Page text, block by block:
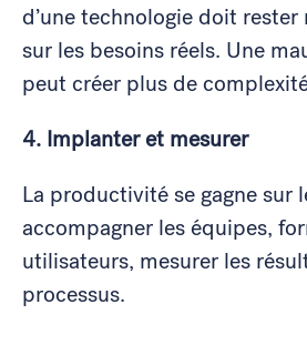
d’une technologie doit
sur les besoins réels. Une
peut créer plus de
4. Implanter et mesurer
La productivité se gagne sur
accompagner les équipes,
utilisateurs, mesurer les
processus.